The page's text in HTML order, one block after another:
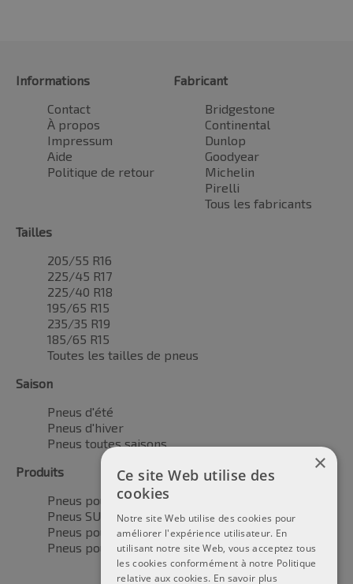
Informations
Contact
À propos
Impressum
Aide
Politique de retour
Fabricant
Bridgestone
Continental
Dunlop
Goodyear
Michelin
Pirelli
Tous les fabricants
Tailles
205/55 R16
225/45 R17
225/40 R18
195/65 R15
235/35 R19
185/65 R15
Toutes les tailles de pneus
Saison
Pneus d'été
Pneus d'hiver
Pneus toutes saisons
Produits
Pneus pour voitures
Pneus SUV / 4x4
Pneus pour camionnettes
Pneus pour motos
×
Ce site Web utilise des
cookies
Notre site Web utilise des cookies pour
améliorer l'expérience utilisateur. En
utilisant notre site Web, vous acceptez tous
les cookies conformément à notre Politique
relative aux cookies. En savoir plus